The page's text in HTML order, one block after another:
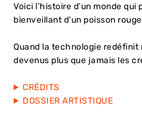
Voici l’histoire d’un monde
bienveillant d’un poisson
Quand la technologie redéfinit
devenus plus que jamais les
CRÉDITS
DOSSIER ARTISTIQUE